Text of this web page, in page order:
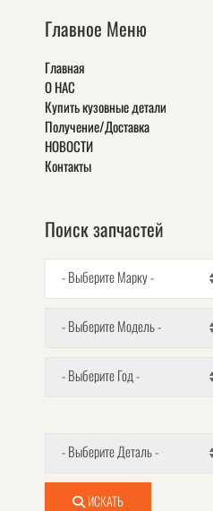
Главное Меню
Главная
О НАС
Купить кузовные детали
Получение/Доставка
НОВОСТИ
Контакты
Поиск запчастей
- Выберите Марку -
- Выберите Модель -
- Выберите Год -
- Выберите Деталь -
ИСКАТЬ